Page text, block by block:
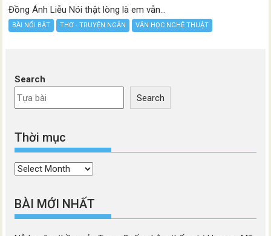
Đồng Ánh Liễu Nói thật lòng là em vẫn...
BÀI NỔI BẬT THƠ - TRUYỆN NGẮN VĂN HỌC NGHỆ THUẬT
Search
Search
Thời mục
Thời
BÀI MỚI NHẤT